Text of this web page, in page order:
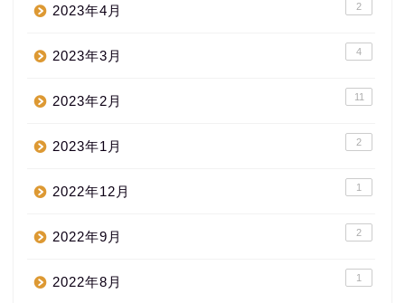
2023年4月 2
2023年3月 4
2023年2月 11
2023年1月 2
2022年12月 1
2022年9月 2
2022年8月 1